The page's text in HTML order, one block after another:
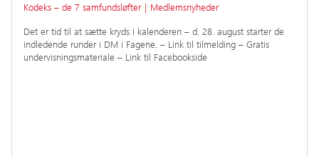
Kodeks – de 7 samfundsløfter | Medlemsnyheder
Det er tid til at sætte kryds i kalenderen – d. 28. august starter de
indledende runder i DM i Fagene. – Link til tilmelding – Gratis
undervisningsmateriale – Link til Facebookside